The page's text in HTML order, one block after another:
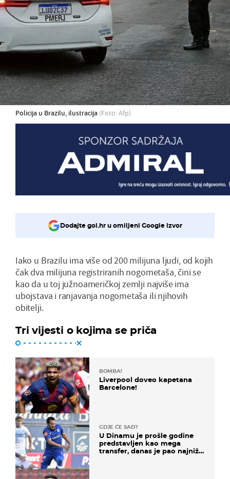
Policija u Brazilu, ilustracija (Foto: Afp)
Dodajte gol.hr u omiljeni Google izvor
Iako u Brazilu ima više od 200 milijuna ljudi, od kojih
čak dva milijuna registriranih nogometaša, čini se
kao da u toj južnoameričkoj zemlji najviše ima
ubojstava i ranjavanja nogometaša ili njihovih
obitelji.
Tri vijesti o kojima se priča
BOMBA!
Liverpool doveo kapetana
Barcelone!
GDJE ĆE SAD?
U Dinamu je prošle godine
predstavljen kao mega
transfer, danas je pao najniže